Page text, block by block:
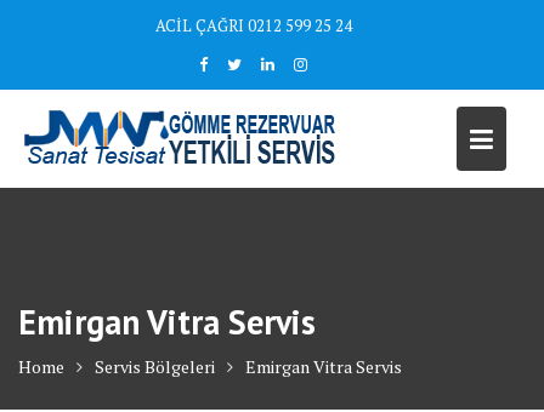
ACİL ÇAĞRI 0212 599 25 24
Emirgan Vitra Servis
Home Servis Bölgeleri Emirgan Vitra Servis